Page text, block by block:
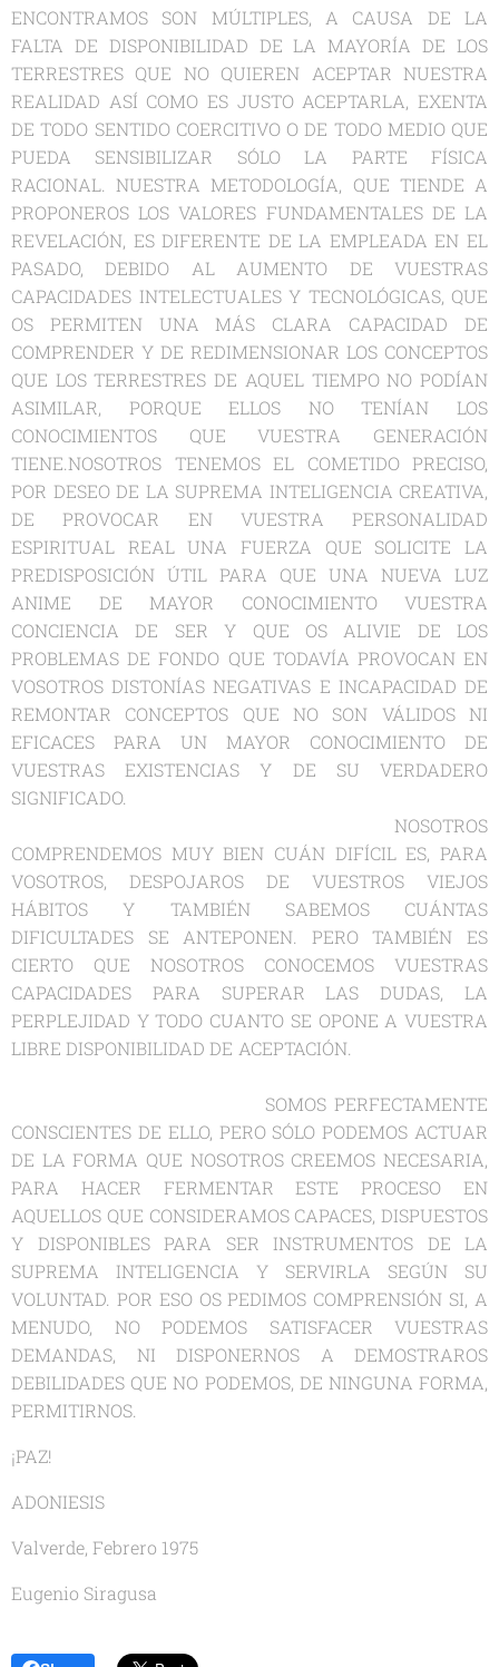
ENCONTRAMOS SON MÚLTIPLES, A CAUSA DE LA
FALTA DE DISPONIBILIDAD DE LA MAYORÍA DE LOS
TERRESTRES QUE NO QUIEREN ACEPTAR NUESTRA
REALIDAD ASÍ COMO ES JUSTO ACEPTARLA, EXENTA
DE TODO SENTIDO COERCITIVO O DE TODO MEDIO QUE
PUEDA SENSIBILIZAR SÓLO LA PARTE FÍSICA
RACIONAL. NUESTRA METODOLOGÍA, QUE TIENDE A
PROPONEROS LOS VALORES FUNDAMENTALES DE LA
REVELACIÓN, ES DIFERENTE DE LA EMPLEADA EN EL
PASADO, DEBIDO AL AUMENTO DE VUESTRAS
CAPACIDADES INTELECTUALES Y TECNOLÓGICAS, QUE
OS PERMITEN UNA MÁS CLARA CAPACIDAD DE
COMPRENDER Y DE REDIMENSIONAR LOS CONCEPTOS
QUE LOS TERRESTRES DE AQUEL TIEMPO NO PODÍAN
ASIMILAR, PORQUE ELLOS NO TENÍAN LOS
CONOCIMIENTOS QUE VUESTRA GENERACIÓN
TIENE.NOSOTROS TENEMOS EL COMETIDO PRECISO,
POR DESEO DE LA SUPREMA INTELIGENCIA CREATIVA,
DE PROVOCAR EN VUESTRA PERSONALIDAD
ESPIRITUAL REAL UNA FUERZA QUE SOLICITE LA
PREDISPOSICIÓN ÚTIL PARA QUE UNA NUEVA LUZ
ANIME DE MAYOR CONOCIMIENTO VUESTRA
CONCIENCIA DE SER Y QUE OS ALIVIE DE LOS
PROBLEMAS DE FONDO QUE TODAVÍA PROVOCAN EN
VOSOTROS DISTONÍAS NEGATIVAS E INCAPACIDAD DE
REMONTAR CONCEPTOS QUE NO SON VÁLIDOS NI
EFICACES PARA UN MAYOR CONOCIMIENTO DE
VUESTRAS EXISTENCIAS Y DE SU VERDADERO
SIGNIFICADO.
NOSOTROS
COMPRENDEMOS MUY BIEN CUÁN DIFÍCIL ES, PARA
VOSOTROS, DESPOJAROS DE VUESTROS VIEJOS
HÁBITOS Y TAMBIÉN SABEMOS CUÁNTAS
DIFICULTADES SE ANTEPONEN. PERO TAMBIÉN ES
CIERTO QUE NOSOTROS CONOCEMOS VUESTRAS
CAPACIDADES PARA SUPERAR LAS DUDAS, LA
PERPLEJIDAD Y TODO CUANTO SE OPONE A VUESTRA
LIBRE DISPONIBILIDAD DE ACEPTACIÓN.
SOMOS PERFECTAMENTE
CONSCIENTES DE ELLO, PERO SÓLO PODEMOS ACTUAR
DE LA FORMA QUE NOSOTROS CREEMOS NECESARIA,
PARA HACER FERMENTAR ESTE PROCESO EN
AQUELLOS QUE CONSIDERAMOS CAPACES, DISPUESTOS
Y DISPONIBLES PARA SER INSTRUMENTOS DE LA
SUPREMA INTELIGENCIA Y SERVIRLA SEGÚN SU
VOLUNTAD. POR ESO OS PEDIMOS COMPRENSIÓN SI, A
MENUDO, NO PODEMOS SATISFACER VUESTRAS
DEMANDAS, NI DISPONERNOS A DEMOSTRAROS
DEBILIDADES QUE NO PODEMOS, DE NINGUNA FORMA,
PERMITIRNOS.
¡PAZ!
ADONIESIS
Valverde, Febrero 1975
Eugenio Siragusa